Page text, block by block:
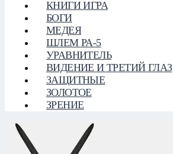
КНИГИ ИГРА
БОГИ
МЕДЕЯ
ШЛЕМ РА-5
УРАВНИТЕЛЬ
ВИДЕНИЕ И ТРЕТИЙ ГЛАЗ
ЗАЩИТНЫЕ
ЗОЛОТОЕ
ЗРЕНИЕ